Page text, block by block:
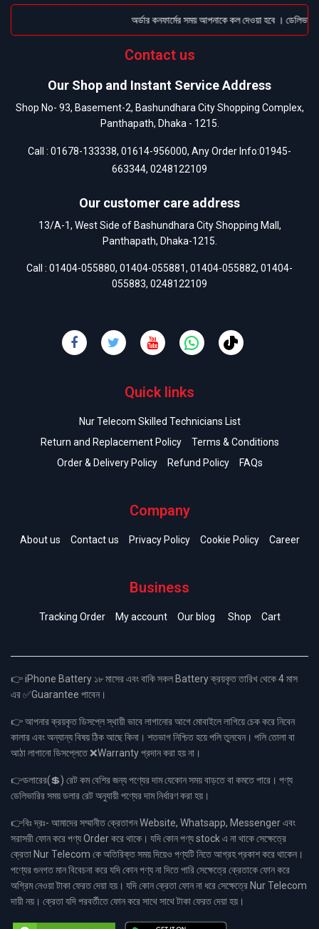
অর্ডার কনফার্মের সময় আপনাকে কল দেওয়া হবে ।
Contact us
Our Shop and Instant Service Address
Shop No- 93, Basement-2, Bashundhara City Shopping Complex,
Panthapath, Dhaka - 1215.
Call : 01678-133338, 01614-956000, Any Order Info:01945-
663344, 0248122109
Our customer care address
13/A-1, West Side of Bashundhara City Shopping Mall,
Panthapath, Dhaka-1215.
Call : 01404-055880, 01404-055881, 01404-055882, 01404-
055883, 0248122109
Quick links
Nur Telecom Skilled Technicians List
Return and Replacement Policy
Terms & Conditions
Order & Delivery Policy
Refund Policy FAQs
Company
About us Contact us Privacy Policy Cookie Policy Career
Business
Tracking Order My account Our blog Shop Cart
👉 iPhone Battery ১৮ মাসের এবং বাকি সকল Battery ক্রয়কৃত তারিখ থেকে 4 মাস
এর ✅Guarantee পাবেন।
👉 আপনার ক্রয়কৃত ডিসপ্লে স্থায়ী ভাবে লাগানোর আগে মোবাইলে লাগিয়ে চেক করে নিবেন
কালার এবং অন্যান্য বিষয় ঠিক আছে কিনা। শতভাগ নিশ্চিত হয়ে পলি তুলবেন। পলি তোলা বা
আঠা লাগানো ডিসপ্লেতে ❌Warranty প্রদান করা হয় না।
👉ডলারের(💲) রেট কম বেশির জন্য পণ্যের দাম যেকোন সময় বাড়তে বা কমতে পারে। পণ্য
ডেলিভারির সময় ডলার রেট অনুযায়ী পণ্যের দাম নির্ধারণ করা হয়।
👉বিঃ দ্রঃ- আমাদের সম্মানীত ক্রেতাগন Website, Whatsapp, Messenger এবং
সরাসরী ফোন করে পণ্য Order করে থাকে। যদি কোন পণ্য stock এ না থাকে সেক্ষেত্রে
ক্রেতা Nur Telecom কে অতিরিক্ত সময় দিয়েও পণ্যটি নিতে আগ্রহ প্রকাশ করে থাকেন।
পণ্যের গুনগত মান বিবেচনা করে যদি কোন পণ্য না দিতে পারি সেক্ষেত্রে ক্রেতাকে ফোন করে
অগ্রিম নেওয়া টাকা ফেরত দেয়া হয়। যদি কোন ক্রেতা ফোন না ধরে সেক্ষেত্রে Nur Telecom
দায়ী নয়। ক্রেতা যদি পরবর্তীতে ফোন করে সাথে সাথে টাকা ফেরত দেয়া হয়।